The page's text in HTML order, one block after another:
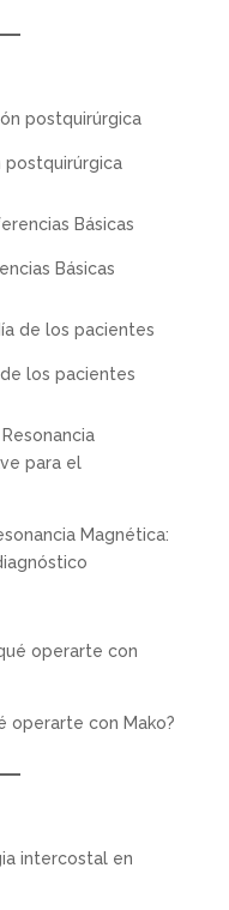
postquirúrgica
Básicas
los pacientes
Magnética:
operarte con Mako?
intercostalen